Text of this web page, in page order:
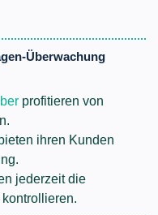
Überwachung
profitieren von
bieten ihren Kunden
jederzeit die